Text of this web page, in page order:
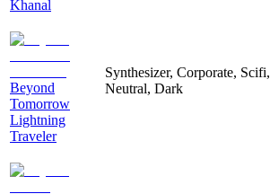
Khanal
Beyond
Tomorrow
Lightning
Traveler
Synthesizer, Corporate, Scifi,
Neutral, Dark